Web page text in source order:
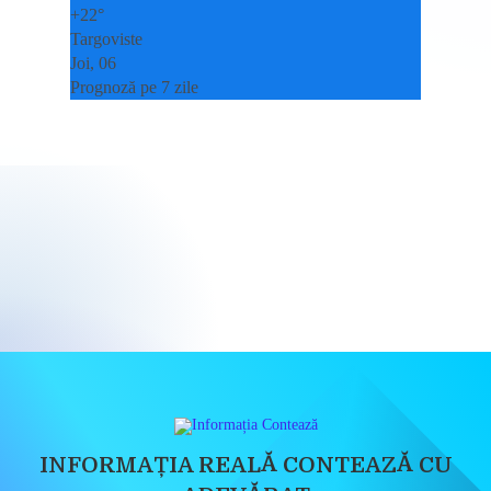
+22°
Targoviste
Joi, 06
Prognoză pe 7 zile
INFORMAȚIA REALĂ CONTEAZĂ CU